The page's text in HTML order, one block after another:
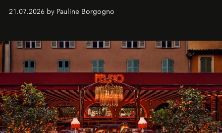
kijker met twee gastronomische creaties.
21.07.2026 by Pauline Borgogno